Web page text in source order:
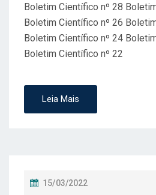
O
E
M
Boletim Científico nº 28
Boletim Científico nº 26
Boletim Científico nº 24
Boletim Científico nº 22
Leia Mais
P
15/03/2022